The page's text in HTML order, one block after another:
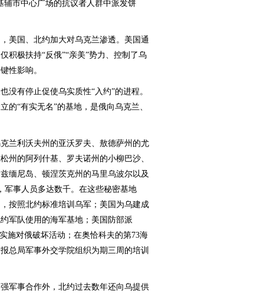
市中心广场的抗议者人群中派发饼
国、北约加大对乌克兰渗透。美国通
积极扶持“反俄”“亲美”势力、控制了乌
性影响。
有停止促使乌实质性“入约”的进程。
的“有实无名”的基地，是俄向乌克兰、
利沃夫州的亚沃罗夫、敖德萨州的尤
州的阿列什基、罗夫诺州的小柳巴沙、
缅尼岛、顿涅茨克州的马里乌波尔以及
军事人员多达数千。在这些秘密基地
按照北约标准培训乌军；美国为乌建成
军队使用的海军基地；美国防部派
施对俄破坏活动；在奥恰科夫的第73海
总局军事外交学院组织为期三周的培训
事合作外，北约过去数年还向乌提供